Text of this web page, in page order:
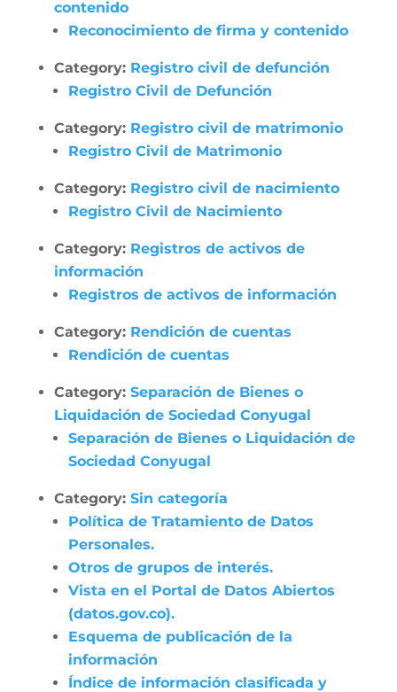
contenido
Reconocimiento de firma y contenido
Category: Registro civil de defunción
Registro Civil de Defunción
Category: Registro civil de matrimonio
Registro Civil de Matrimonio
Category: Registro civil de nacimiento
Registro Civil de Nacimiento
Category: Registros de activos de
información
Registros de activos de información
Category: Rendición de cuentas
Rendición de cuentas
Category: Separación de Bienes o
Liquidación de Sociedad Conyugal
Separación de Bienes o Liquidación de
Sociedad Conyugal
Category: Sin categoría
Política de Tratamiento de Datos
Personales.
Otros de grupos de interés.
Vista en el Portal de Datos Abiertos
(datos.gov.co).
Esquema de publicación de la
información
Índice de información clasificada y